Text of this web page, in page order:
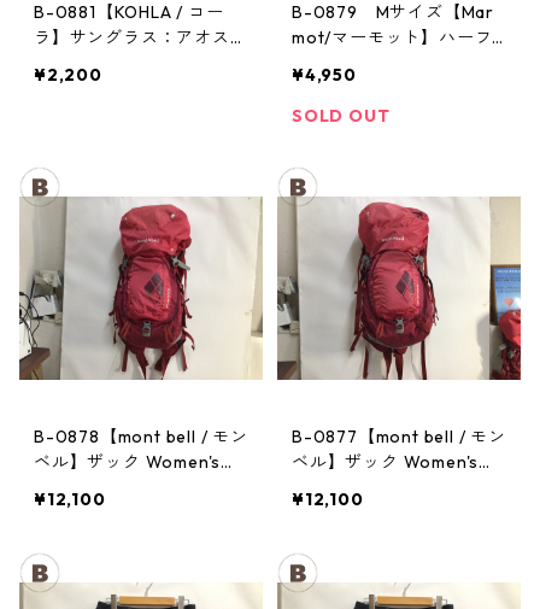
B-0881【KOHLA / コー
ラ】サングラス：アオスタ
¥2,200
B-0879 Mサイズ【Mar
mot/マーモット】ハーフ
Men's BGOL
¥4,950
SOLD OUT
B-0878【mont bell / モン
ベル】ザック Women's：
¥12,100
B-0877【mont bell / モン
ベル】ザック Women's：
¥12,100